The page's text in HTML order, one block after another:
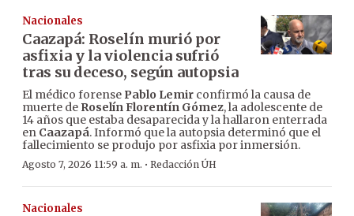
Nacionales
Caazapá: Roselín murió por
asfixia y la violencia sufrió
tras su deceso, según autopsia
El médico forense Pablo Lemir confirmó la causa de
muerte de Roselín Florentín Gómez, la adolescente de
14 años que estaba desaparecida y la hallaron enterrada
en Caazapá. Informó que la autopsia determinó que el
fallecimiento se produjo por asfixia por inmersión.
Agosto 7, 2026 11:59 a. m. · Redacción ÚH
Nacionales